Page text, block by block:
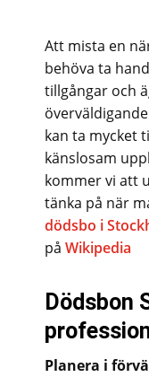
Att mista en
behöva ta
tillgångar och
kan ta mycket
känslosam
kommer vi att
tänka på när
dödsbo i
på Wikipedia
Dödsbon
Planera i